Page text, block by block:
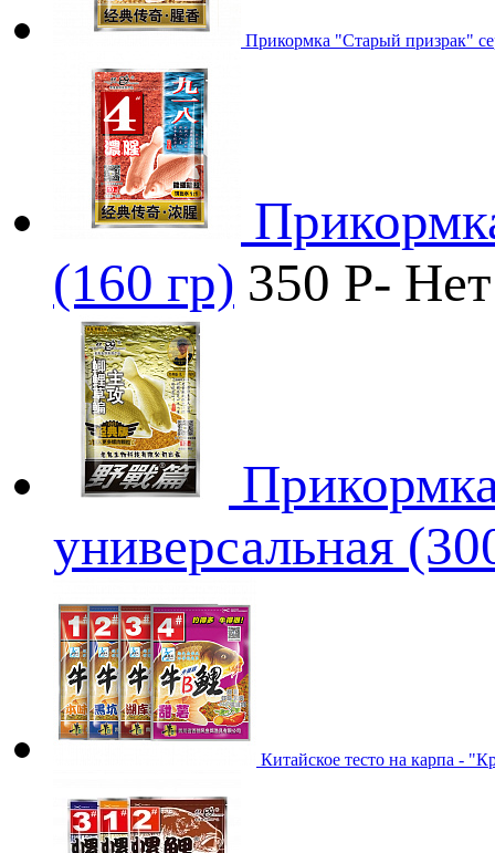
Прикормка "Старый призрак"
(160 гр) 350 P-
универсальная
Китайское тесто на карпа -